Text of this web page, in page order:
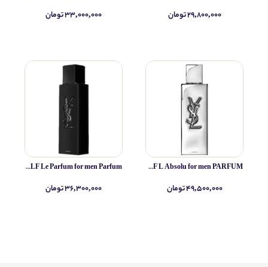
۲۹,۸۰۰,۰۰۰ تومان
Yves Saint Laurent MYSLF L Absolu for men PARFUM
۴۹,۵۰۰,۰۰۰ تومان
۳۳,۰۰۰,۰۰۰ تومان
Yves Saint Laurent MYSLF Le Parfum for men Parfum
۳۶,۳۰۰,۰۰۰ تومان